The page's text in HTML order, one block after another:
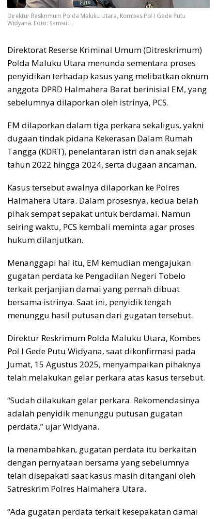
Direktur Reskrimum Polda Maluku Utara, Kombes Pol I Gede Putu
Widyana. Foto: Samsul L
Direktorat Reserse Kriminal Umum (Ditreskrimum)
Polda Maluku Utara menunda sementara proses
penyidikan terhadap kasus yang melibatkan oknum
anggota DPRD Halmahera Barat berinisial EM, yang
sebelumnya dilaporkan oleh istrinya, PCS.
EM dilaporkan dalam tiga perkara sekaligus, yakni
dugaan tindak pidana Kekerasan Dalam Rumah
Tangga (KDRT), penelantaran istri dan anak sejak
tahun 2022 hingga 2024, serta dugaan ancaman.
Kasus tersebut awalnya dilaporkan ke Polres
Halmahera Utara. Dalam prosesnya, kedua belah
pihak sempat sepakat untuk berdamai. Namun
seiring waktu, PCS kembali meminta agar proses
hukum dilanjutkan.
Menanggapi hal itu, EM kemudian mengajukan
gugatan perdata ke Pengadilan Negeri Tobelo
terkait perjanjian damai yang pernah dibuat
bersama istrinya. Saat ini, penyidik tengah
menunggu hasil putusan dari gugatan tersebut.
Direktur Reskrimum Polda Maluku Utara, Kombes
Pol I Gede Putu Widyana, saat dikonfirmasi pada
Jumat, 15 Agustus 2025, menyampaikan pihaknya
telah melakukan gelar perkara atas kasus tersebut.
“Sudah dilakukan gelar perkara. Rekomendasinya
adalah penyidik menunggu putusan gugatan
perdata,” ujar Widyana.
Ia menambahkan, gugatan perdata itu berkaitan
dengan pernyataan bersama yang sebelumnya
telah disepakati saat kasus masih ditangani oleh
Satreskrim Polres Halmahera Utara.
“Ada gugatan perdata terkait kesepakatan damai